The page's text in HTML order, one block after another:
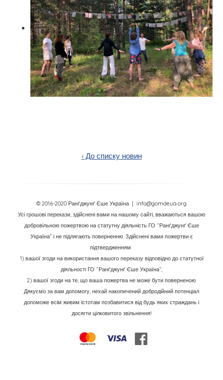
‹ До списку новин
© 2016-2020 Ранґджунґ Єше Україна
| info@gomdeua.org
Усі грошові перекази, здійснені вами на нашому сайті, вважаються вашою
добровільною пожертвою на статутну діяльність ГО “Ранґджунґ Єше
Україна” і не підлягають поверненню. Здійснені вами пожертви є
підтвердженням:
1) вашої згоди на використання вашого переказу відповідно до статутної
діяльності ГО “Ранґджунґ Єше Україна”;
2) вашої згоди на те, що ваша пожертва не може бути поверненою.
Дякуємо за вам допомогу, нехай накопичений добродійний потенціал
допоможе всім живим істотам позбавитися від будь яких страждань і
досягти цілковитого звільнення!